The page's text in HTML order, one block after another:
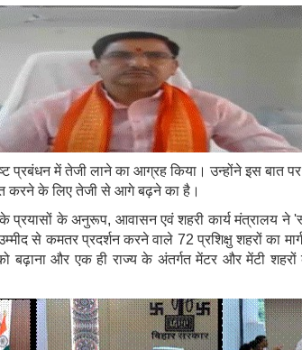
प्रबंधन में तेजी लाने का आग्रह किया। उन्होंने इस बात
करने के लिए तेजी से आगे बढ़ने का है।
के अनुरूप, आवासन एवं शहरी कार्य मंत्रालय ने
से कमतर प्रदर्शन करने वाले 72 प्रशिक्षु शहरों का
और एक ही राज्य के अंतर्गत मेंटर और मेंटी शहरों